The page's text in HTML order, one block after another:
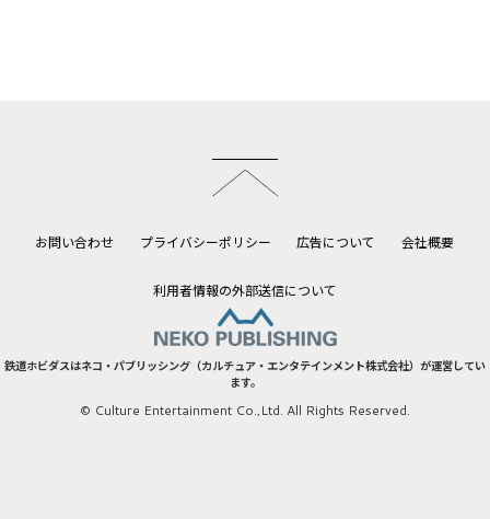
お問い合わせ プライバシーポリシー 広告について 会社概要
利用者情報の外部送信について
鉄道ホビダスはネコ・パブリッシング（カルチュア・エンタテインメント株式会社）が運営してい
ます。
© Culture Entertainment Co.,Ltd. All Rights Reserved.